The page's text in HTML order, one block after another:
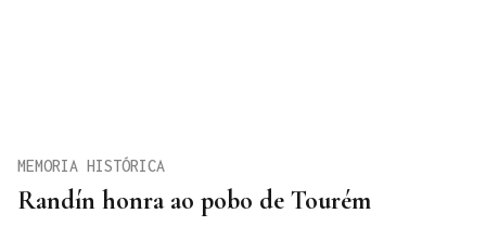
Randín honra ao pobo de Tourém
MEMORIA HISTÓRICA